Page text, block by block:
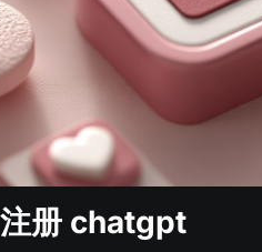
册 chatgpt